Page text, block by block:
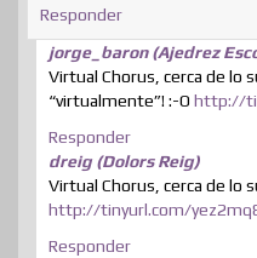
Responder
jorge_baron (Ajedrez
Virtual Chorus, cerca de lo
“virtualmente”! :-O http://
Responder
dreig (Dolors Reig)
Virtual Chorus, cerca de lo
http://tinyurl.com/
Responder